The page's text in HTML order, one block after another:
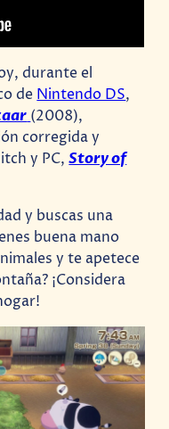
durante el
de Nintendo DS,
(2008),
corregida y
y PC,Story of
y buscas una
buena mano
y te apetece
¡Considera